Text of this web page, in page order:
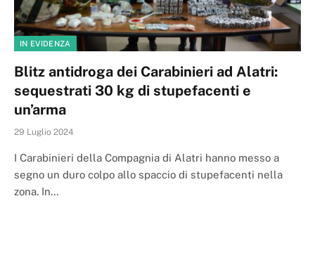
IN EVIDENZA
Blitz antidroga dei Carabinieri ad Alatri:
sequestrati 30 kg di stupefacenti e
un’arma
29 Luglio 2024
I Carabinieri della Compagnia di Alatri hanno messo a
segno un duro colpo allo spaccio di stupefacenti nella
zona. In…